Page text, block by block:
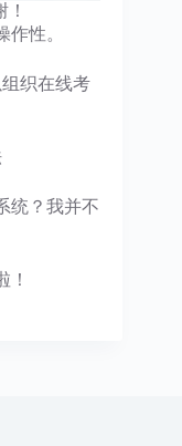
性。
织在线考
统？我并不
！